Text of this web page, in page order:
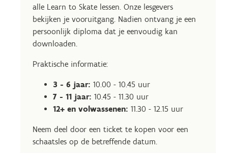
alle Learn to Skate lessen. Onze lesgevers
bekijken je vooruitgang. Nadien ontvang je een
persoonlijk diploma dat je eenvoudig kan
downloaden.
Praktische informatie:
3 - 6 jaar: 10.00 - 10.45 uur
7 - 11 jaar: 10.45 - 11.30 uur
12+ en volwassenen: 11.30 - 12.15 uur
Neem deel door een ticket te kopen voor een
schaatsles op de betreffende datum.